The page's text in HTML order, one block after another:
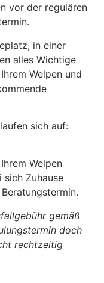
vor der regulären
in einer
alles Wichtige
Welpen und
sich auf:
Welpen
sich Zuhause
gemäß
doch
rechtzeitig